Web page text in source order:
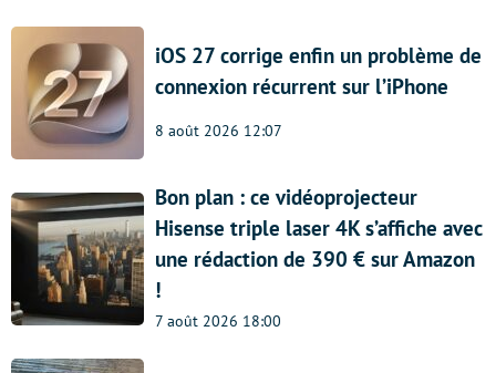
iOS 27 corrige enfin un problème de
connexion récurrent sur l’iPhone
8 août 2026 12:07
Bon plan : ce vidéoprojecteur
Hisense triple laser 4K s’affiche avec
une rédaction de 390 € sur Amazon
!
7 août 2026 18:00